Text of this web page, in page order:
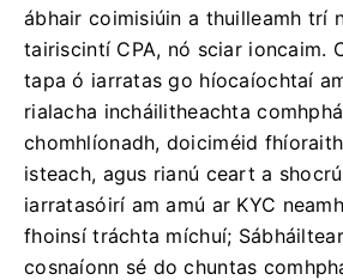
ábhair coimisiúin a thuilleamh trí
tairiscintí CPA, nó sciar ioncaim.
tapa ó iarratas go híocaíochtaí
rialacha incháilitheachta
chomhlíonadh, doiciméid
isteach, agus rianú ceart a
iarratasóirí am amú ar KYC
fhoinsí tráchta míchuí;
cosnaíonn sé do chuntas